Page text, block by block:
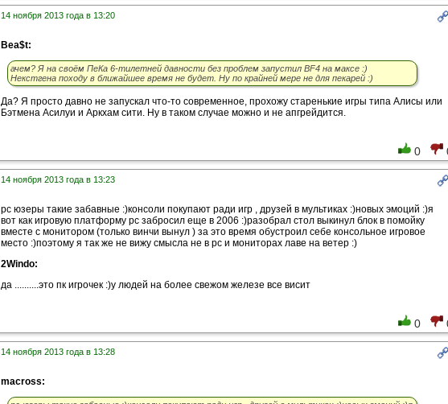
14 ноября 2013 года в 13:20
Bea$t:
ачем? Я на своём ПеКа 6-тилетней давности без проблем запустил BF4 на максе :)
Некстгена походу в ближайшее время не будет. Ну по крайней мере не для пекарей :)
Да? Я просто давно не запускал что-то современное, прохожу старенькие игры типа Алисы или
Бэтмена Асилуи и Аркхам сити. Ну в таком случае можно и не апгрейдится.
0
14 ноября 2013 года в 13:23
pc юзеры такие забавные :)консоли покупают ради игр , друзей в мультиках :)новых эмоций :)я
вот как игровую платформу pc забросил еще в 2006 :)разобрал стол выкинул блок в помойку
вместе с монитором (только винчи вынул ) за это время обустроил себе консольное игровое
место :)поэтому я так же не вижу смысла не в pc и мониторах лаве на ветер :)
2Windo:
да ..........это пк игрочек :)у людей на более свежом железе все висит
0
14 ноября 2013 года в 13:28
macross: